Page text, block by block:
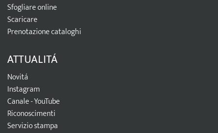
Sfogliare online
Scaricare
Prenotazione cataloghi
ATTUALITÁ
Novitá
Instagram
Canale - YouTube
Riconoscimenti
Servizio stampa